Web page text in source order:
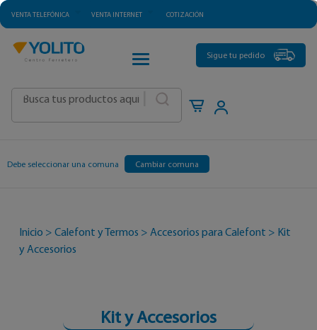
VENTA TELEFÓNICA VENTA INTERNET COTIZACIÓN
CATEGORÍAS
Sigue tu pedido
Debe seleccionar una comuna Cambiar comuna
Inicio > Calefont y Termos > Accesorios para Calefont > Kit
y Accesorios
Kit y Accesorios